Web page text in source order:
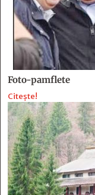
Foto-pamflete
Citește!